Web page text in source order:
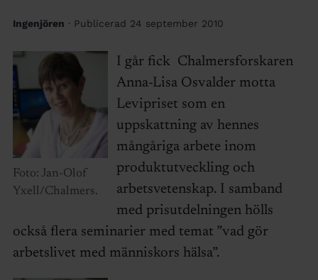
Ingenjören · Publicerad 24 september 2010
Foto: Jan-Olof
Yxell/Chalmers.
I går fick Chalmersforskaren
Anna-Lisa Osvalder motta
Levipriset som en
uppskattning av hennes
mångåriga arbete inom
produktutveckling och
arbetsvetenskap. I samband
med prisutdelningen hölls
också flera seminarier med temat ”vad gör
arbetslivet med människors hälsa”.